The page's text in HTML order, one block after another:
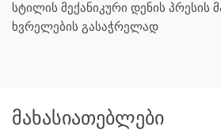
სტილის მექანიკური დენის პრესის
ხვრელების გასაჭრელად
მახასიათებლები